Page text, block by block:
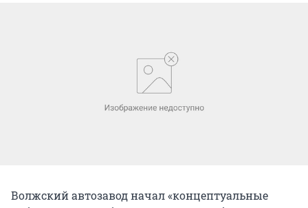
Волжский автозавод начал «концептуальные